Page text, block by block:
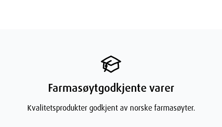
Farmasøytgodkjente varer
Kvalitetsprodukter godkjent av norske farmasøyter.